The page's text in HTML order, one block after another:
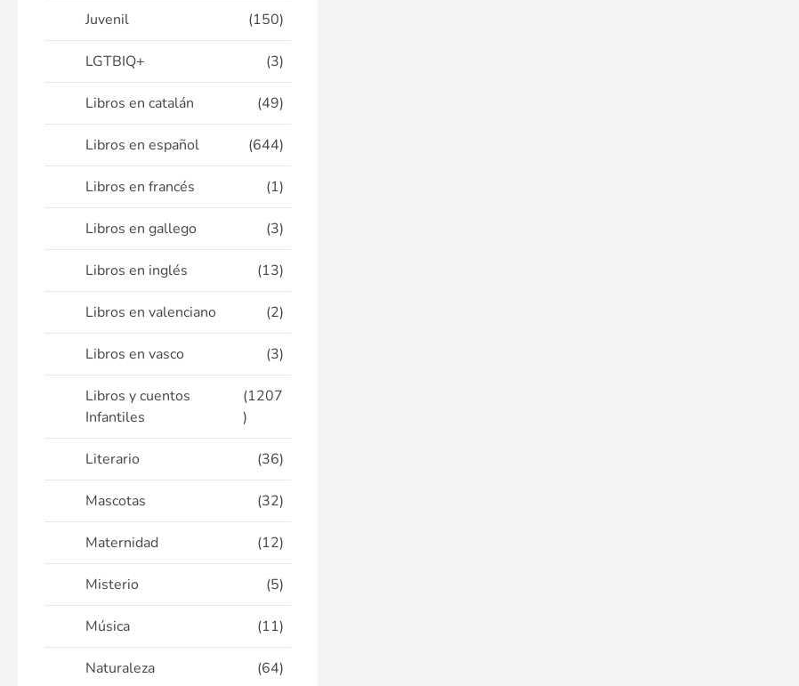
Juvenil (150)
LGTBIQ+ (3)
Libros en catalán (49)
Libros en español (644)
Libros en francés (1)
Libros en gallego (3)
Libros en inglés (13)
Libros en valenciano (2)
Libros en vasco (3)
Libros y cuentos
Infantiles
(1207
)
Literario (36)
Mascotas (32)
Maternidad (12)
Misterio (5)
Música (11)
Naturaleza (64)